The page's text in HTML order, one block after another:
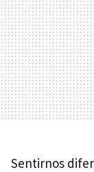
Sentirnos